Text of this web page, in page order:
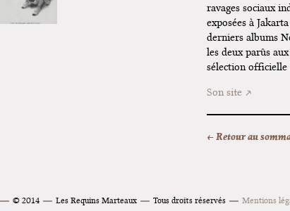
ravages sociaux
exposées à
derniers albums
les deux parûs
sélection officielle
Son site
← Retour au
© 2014 Les Requins Marteaux Tous droits réservés Mentions
Dédicace de Gwénola Carrère à